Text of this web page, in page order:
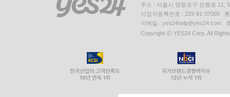
주소 : 서울시 영등포구 은행로 11,
사업자등록번호 : 229-81-37000
이메일 : yes24help@yes24.com
Copyright ⓒ YES24 Corp. All